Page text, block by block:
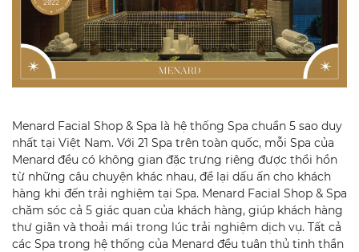
Menard Facial Shop & Spa là hệ thống Spa chuẩn 5 sao duy
nhất tại Việt Nam. Với 21 Spa trên toàn quốc, mỗi Spa của
Menard đều có không gian đặc trưng riêng được thổi hồn
từ những câu chuyện khác nhau, để lại dấu ấn cho khách
hàng khi đến trải nghiệm tại Spa. Menard Facial Shop & Spa
chăm sóc cả 5 giác quan của khách hàng, giúp khách hàng
thư giãn và thoải mái trong lúc trải nghiệm dịch vụ. Tất cả
các Spa trong hệ thống của Menard đều tuân thủ tinh thần